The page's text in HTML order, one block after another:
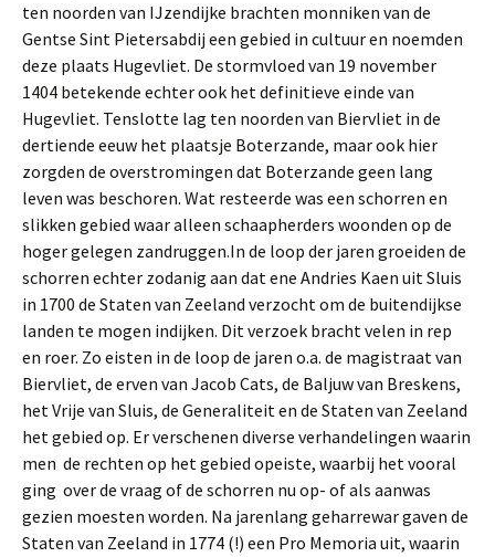
ten noorden van IJzendijke brachten monniken van de
Gentse Sint Pietersabdij een gebied in cultuur en noemden
deze plaats Hugevliet. De stormvloed van 19 november
1404 betekende echter ook het definitieve einde van
Hugevliet. Tenslotte lag ten noorden van Biervliet in de
dertiende eeuw het plaatsje Boterzande, maar ook hier
zorgden de overstromingen dat Boterzande geen lang
leven was beschoren. Wat resteerde was een schorren en
slikken gebied waar alleen schaapherders woonden op de
hoger gelegen zandruggen.In de loop der jaren groeiden de
schorren echter zodanig aan dat ene Andries Kaen uit Sluis
in 1700 de Staten van Zeeland verzocht om de buitendijkse
landen te mogen indijken. Dit verzoek bracht velen in rep
en roer. Zo eisten in de loop de jaren o.a. de magistraat van
Biervliet, de erven van Jacob Cats, de Baljuw van Breskens,
het Vrije van Sluis, de Generaliteit en de Staten van Zeeland
het gebied op. Er verschenen diverse verhandelingen waarin
men de rechten op het gebied opeiste, waarbij het vooral
ging over de vraag of de schorren nu op- of als aanwas
gezien moesten worden. Na jarenlang geharrewar gaven de
Staten van Zeeland in 1774 (!) een Pro Memoria uit, waarin